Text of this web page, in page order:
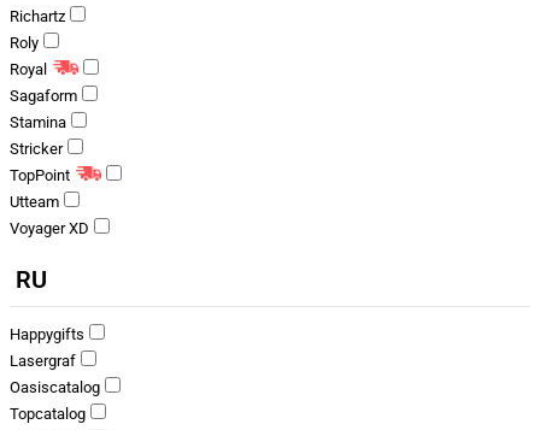
Richartz
Roly
Royal
Sagaform
Stamina
Stricker
TopPoint
Utteam
Voyager XD
RU
Happygifts
Lasergraf
Oasiscatalog
Topcatalog